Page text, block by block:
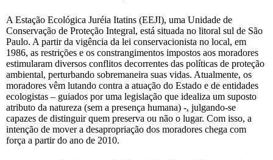
A Estação Ecológica Juréia Itatins (EEJI), uma Unidade de
Conservação de Proteção Integral, está situada no litoral sul de São
Paulo. A partir da vigência da lei conservacionista no local, em
1986, as restrições e os constrangimentos impostos aos moradores
estimularam diversos conflitos decorrentes das políticas de proteção
ambiental, perturbando sobremaneira suas vidas. Atualmente, os
moradores vêm lutando contra a atuação do Estado e de entidades
ecologistas – guiados por uma legislação que idealiza um suposto
atributo da natureza (sem a presença humana) -, julgando-se
capazes de distinguir quem preserva ou não o lugar. Com isso, a
intenção de mover a desapropriação dos moradores chega com
força a partir do ano de 2010.